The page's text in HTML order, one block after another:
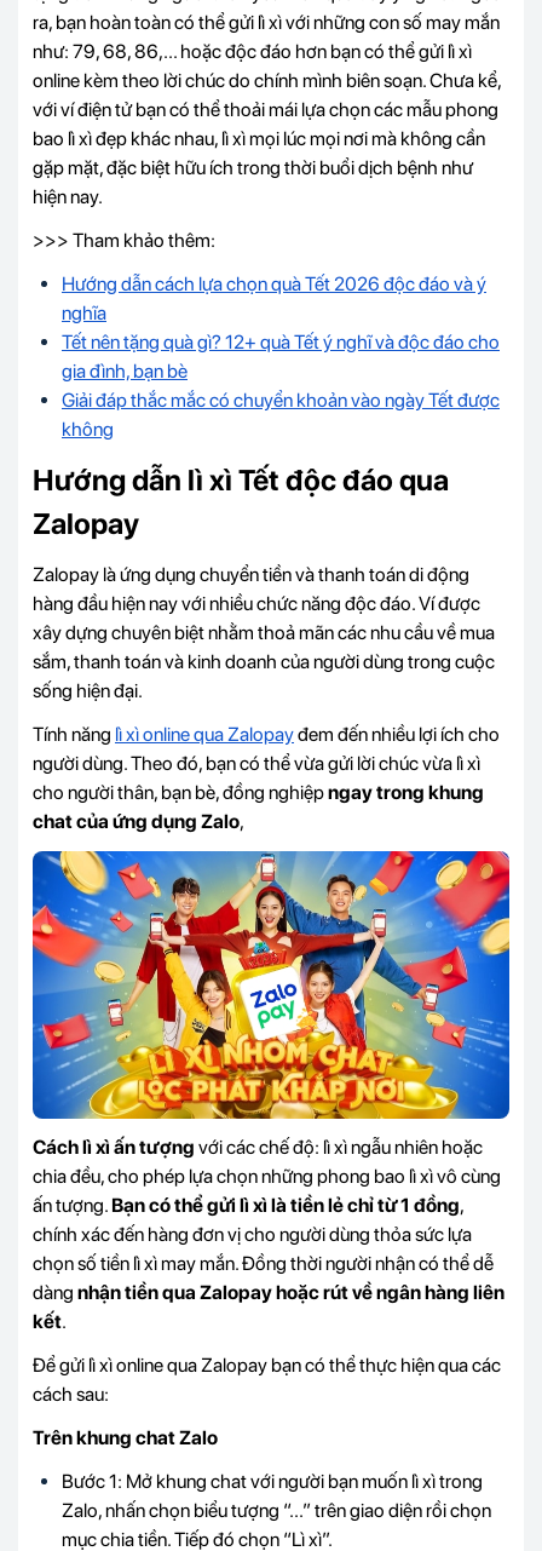
ra, bạn hoàn toàn có thể gửi lì xì với những con số may mắn
như: 79, 68, 86,... hoặc độc đáo hơn bạn có thể gửi lì xì
online kèm theo lời chúc do chính mình biên soạn. Chưa kể,
với ví điện tử bạn có thể thoải mái lựa chọn các mẫu phong
bao lì xì đẹp khác nhau, lì xì mọi lúc mọi nơi mà không cần
gặp mặt, đặc biệt hữu ích trong thời buổi dịch bệnh như
hiện nay.
>>> Tham khảo thêm:
Hướng dẫn cách lựa chọn quà Tết 2026 độc đáo và ý
nghĩa
Tết nên tặng quà gì? 12+ quà Tết ý nghĩ và độc đáo cho
gia đình, bạn bè
Giải đáp thắc mắc có chuyển khoản vào ngày Tết được
không
Hướng dẫn lì xì Tết độc đáo qua
Zalopay
Zalopay là ứng dụng chuyển tiền và thanh toán di động
hàng đầu hiện nay với nhiều chức năng độc đáo. Ví được
xây dựng chuyên biệt nhằm thoả mãn các nhu cầu về mua
sắm, thanh toán và kinh doanh của người dùng trong cuộc
sống hiện đại.
Tính năng lì xì online qua Zalopayđem đến nhiều lợi ích cho
người dùng. Theo đó, bạn có thể vừa gửi lời chúc vừa lì xì
cho người thân, bạn bè, đồng nghiệpngay trong khung
chat của ứng dụng Zalo,
Cách lì xì ấn tượng với các chế độ: lì xì ngẫu nhiên hoặc
chia đều, cho phép lựa chọn những phong bao lì xì vô cùng
ấn tượng. Bạn có thể gửi lì xì là tiền lẻ chỉ từ 1 đồng,
chính xác đến hàng đơn vị cho người dùng thỏa sức lựa
chọn số tiền lì xì may mắn. Đồng thời người nhận có thể dễ
dàng nhận tiền qua Zalopay hoặc rút về ngân hàng liên
kết.
Để gửi lì xì online qua Zalopay bạn có thể thực hiện qua các
cách sau:
Trên khung chat Zalo
Bước 1: Mở khung chat với người bạn muốn lì xì trong
Zalo, nhấn chọn biểu tượng “...” trên giao diện rồi chọn
mục chia tiền. Tiếp đó chọn “Lì xì”.